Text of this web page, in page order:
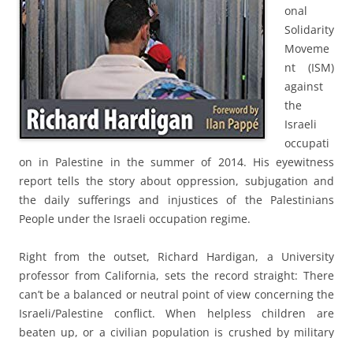
onal
Solidarity
Moveme
nt (ISM)
against
the
Israeli
occupati
on in Palestine in the summer of 2014. His eyewitness
report tells the story about oppression, subjugation and
the daily sufferings and injustices of the Palestinians
People under the Israeli occupation regime.
Right from the outset, Richard Hardigan, a University
professor from California, sets the record straight: There
can’t be a balanced or neutral point of view concerning the
Israeli/Palestine conflict. When helpless children are
beaten up, or a civilian population is crushed by military